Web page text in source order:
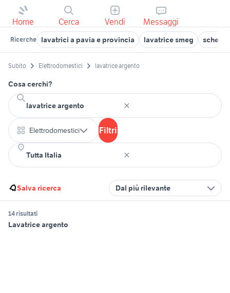
Home Cerca Vendi Messaggi
Ricerche lavatrici a pavia e provincia lavatrice smeg
Subito Elettrodomestici lavatrice argento
Cosa cerchi?
Elettrodomestici Filtri
Salva ricerca Dal più rilevante
14 risultati
Lavatrice argento